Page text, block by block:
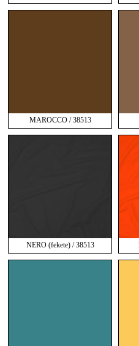
MAROCCO / 38513
NERO (fekete) / 38513